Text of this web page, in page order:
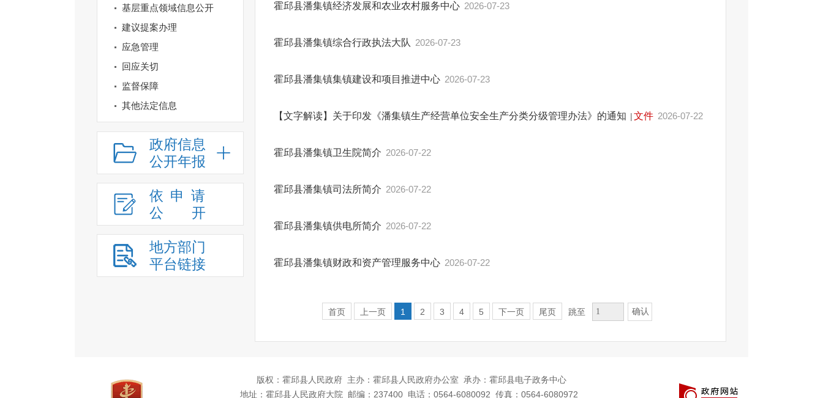
基层重点领域信息公开
建议提案办理
应急管理
回应关切
监督保障
其他法定信息
政府信息
公开年报
依申请
公
开
地方部门
平台链接
霍邱县潘集镇经济发展和农业农村服务中心 2026-07-23
霍邱县潘集镇综合行政执法大队 2026-07-23
霍邱县潘集镇集镇建设和项目推进中心 2026-07-23
【文字解读】关于印发《潘集镇生产经营单位安全生产分类分级管理办法》的通知 |文件 2026-07-22
霍邱县潘集镇卫生院简介 2026-07-22
霍邱县潘集镇司法所简介 2026-07-22
霍邱县潘集镇供电所简介 2026-07-22
霍邱县潘集镇财政和资产管理服务中心 2026-07-22
首页 上一页 1 2 3 4 5 下一页 尾页 跳至 确认
版权：霍邱县人民政府 主办：霍邱县人民政府办公室
承办：霍邱县电子政务中心
地址：霍邱县人民政府大院
邮编：237400 电话：0564-6080092 传真：0564-6080972